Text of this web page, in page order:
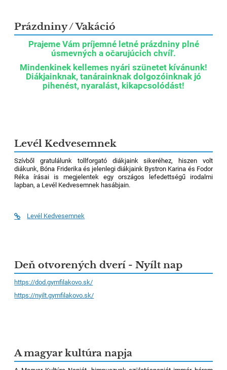
Prázdniny / Vakáció
Prajeme Vám príjemné letné prázdniny plné
úsmevných a očarujúcich chvíľ.
Mindenkinek kellemes nyári szünetet kívánunk!
Diákjainknak, tanárainknak dolgozóinknak jó
pihenést, nyaralást, kikapcsolódást!
Levél Kedvesemnek
Szívből gratulálunk tollforgató diákjaink sikeréhez, hiszen volt
diákunk, Bóna Friderika és jelenlegi diákjaink Bystron Karina és Fodor
Réka írásai is megjelentek egy országos lefedettségű irodalmi
lapban, a Levél Kedvesemnek hasábjain.
Levél Kedvesemnek
Deň otvorených dverí - Nyílt nap
https://dod.gymfilakovo.sk/
https://nyilt.gymfilakovo.sk/
A magyar kultúra napja